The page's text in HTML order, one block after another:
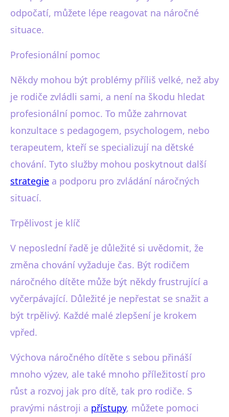
odpočatí, můžete lépe reagovat na náročné
situace.
Profesionální pomoc
Někdy mohou být problémy příliš velké, než aby
je rodiče zvládli sami, a není na škodu hledat
profesionální pomoc. To může zahrnovat
konzultace s pedagogem, psychologem, nebo
terapeutem, kteří se specializují na dětské
chování. Tyto služby mohou poskytnout další
strategie a podporu pro zvládání náročných
situací.
Trpělivost je klíč
V neposlední řadě je důležité si uvědomit, že
změna chování vyžaduje čas. Být rodičem
náročného dítěte může být někdy frustrující a
vyčerpávající. Důležité je nepřestat se snažit a
být trpělivý. Každé malé zlepšení je krokem
vpřed.
Výchova náročného dítěte s sebou přináší
mnoho výzev, ale také mnoho příležitostí pro
růst a rozvoj jak pro dítě, tak pro rodiče. S
pravými nástroji a přístupy, můžete pomoci